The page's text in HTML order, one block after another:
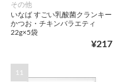
その他
いなば すごい乳酸菌クランキー
かつお・チキンバラエティ
22g×5袋
¥217
11